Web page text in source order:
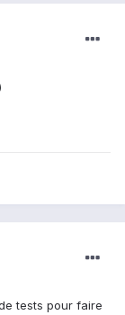
tests pour faire